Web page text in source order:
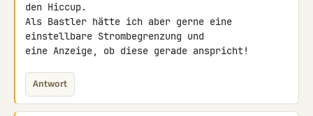
den Hiccup.
Als Bastler hätte ich aber gerne eine
einstellbare Strombegrenzung und
eine Anzeige, ob diese gerade anspricht!
Antwort